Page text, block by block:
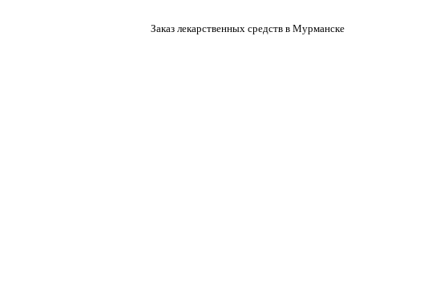
Заказ лекарственных средств в Мурманске